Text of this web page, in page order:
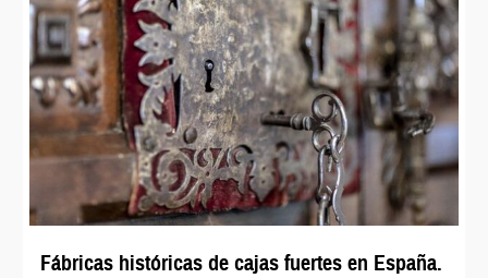
Fábricas históricas de cajas fuertes en España.